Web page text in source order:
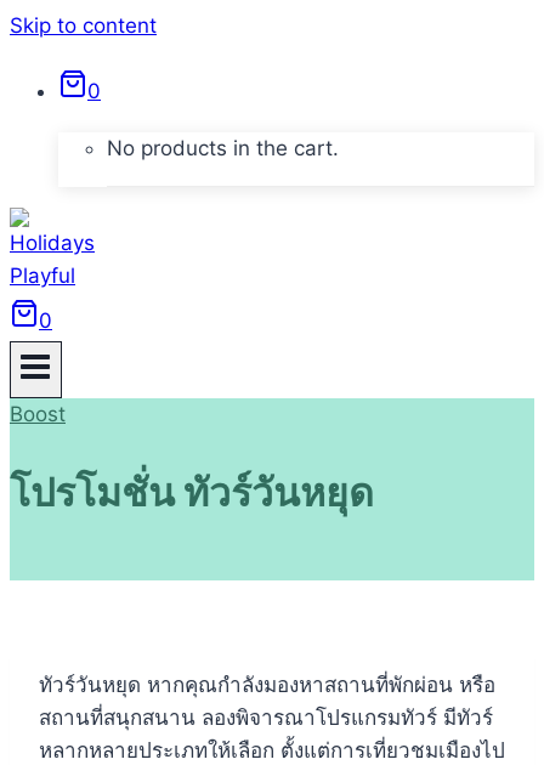
Skip to content
0
No products in the cart.
0
Boost
โปรโมชั่น ทัวร์วันหยุด
ทัวร์วันหยุด หากคุณกำลังมองหาสถานที่พักผ่อน หรือ
สถานที่สนุกสนาน ลองพิจารณาโปรแกรมทัวร์ มีทัวร์
หลากหลายประเภทให้เลือก ตั้งแต่การเที่ยวชมเมืองไป